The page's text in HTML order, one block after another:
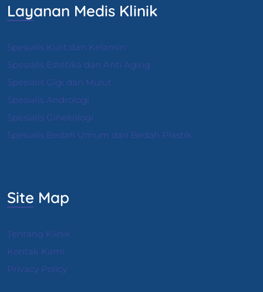
Layanan Medis Klinik
Spesialis Kulit dan Kelamin
Spesialis Estetika dan Anti Aging
Spesialis Gigi dan Mulut
Spesialis Andrologi
Spesialis Ginekologi
Spesialis Bedah Umum dan Bedah Plastik
Site Map
Tentang Klinik
Kontak Kami
Privacy Policy